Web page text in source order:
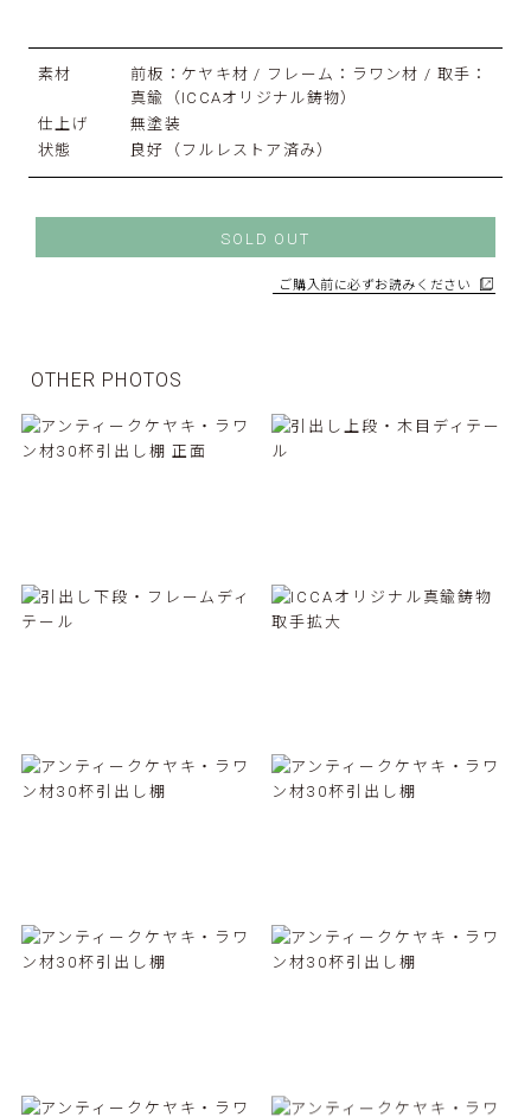
素材
前板：ケヤキ材 / フレーム：ラワン材 / 取手：
真鍮（ICCAオリジナル鋳物）
仕上げ
無塗装
状態
良好（フルレストア済み）
SOLD OUT
ご購入前に必ずお読みください
OTHER PHOTOS